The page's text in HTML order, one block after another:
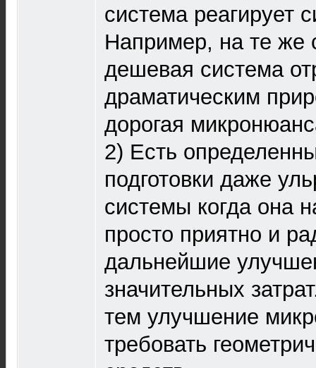
система реагирует
Например, на те же
дешевая система
драматическим
дорогая
2) Есть
подготовки даже
системы когда она
просто приятно и
дальнейшие
значительных
тем улучшение
требовать